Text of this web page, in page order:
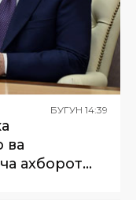
БУГУН 14:39
ва
ахборот